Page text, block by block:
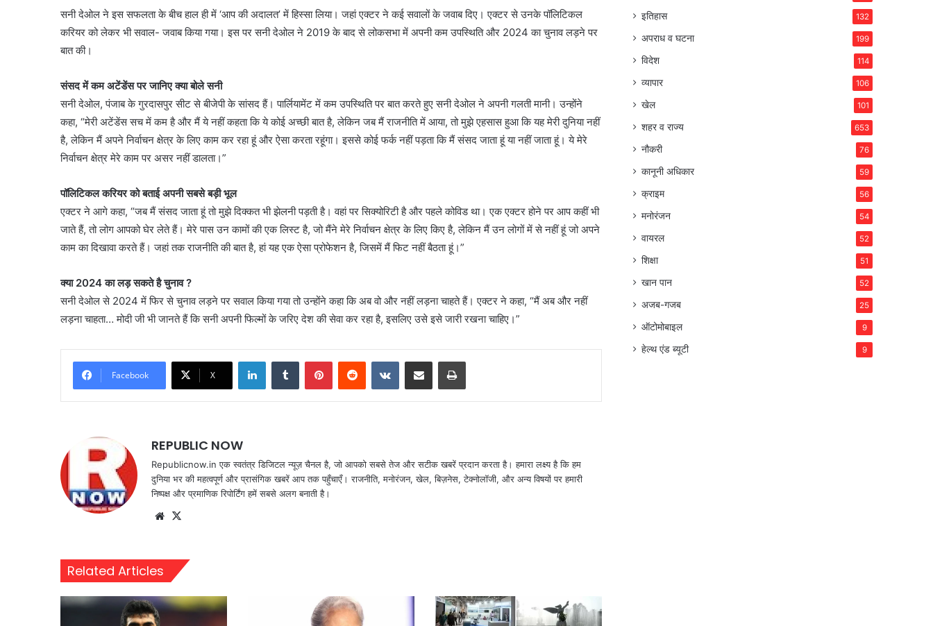
सनी देओल ने इस सफलता के बीच हाल ही में ‘आप की अदालत’ में हिस्सा लिया। जहां एक्टर ने कई सवालों के जवाब दिए। एक्टर से उनके पॉलिटिकल
करियर को लेकर भी सवाल- जवाब किया गया। इस पर सनी देओल ने 2019 के बाद से लोकसभा में अपनी कम उपस्थिति और 2024 का चुनाव लड़ने पर
बात की।
संसद में कम अटेंडेंस पर जानिए क्या बोले सनी
सनी देओल, पंजाब के गुरदासपुर सीट से बीजेपी के सांसद हैं। पार्लियामेंट में कम उपस्थिति पर बात करते हुए सनी देओल ने अपनी गलती मानी। उन्होंने
कहा, “मेरी अटेंडेंस सच में कम है और मैं ये नहीं कहता कि ये कोई अच्छी बात है, लेकिन जब मैं राजनीति में आया, तो मुझे एहसास हुआ कि यह मेरी दुनिया नहीं
है, लेकिन मैं अपने निर्वाचन क्षेत्र के लिए काम कर रहा हूं और ऐसा करता रहूंगा। इससे कोई फर्क नहीं पड़ता कि मैं संसद जाता हूं या नहीं जाता हूं। ये मेरे
निर्वाचन क्षेत्र मेरे काम पर असर नहीं डालता।”
पॉलिटिकल करियर को बताई अपनी सबसे बड़ी भूल
एक्टर ने आगे कहा, “जब मैं संसद जाता हूं तो मुझे दिक्कत भी झेलनी पड़ती है। वहां पर सिक्योरिटी है और पहले कोविड था। एक एक्टर होने पर आप कहीं भी
जाते हैं, तो लोग आपको घेर लेते हैं। मेरे पास उन कामों की एक लिस्ट है, जो मैंने मेरे निर्वाचन क्षेत्र के लिए किए है, लेकिन मैं उन लोगों में से नहीं हूं जो अपने
काम का दिखावा करते हैं। जहां तक राजनीति की बात है, हां यह एक ऐसा प्रोफेशन है, जिसमें मैं फिट नहीं बैठता हूं।”
क्या 2024 का लड़ सकते है चुनाव ?
सनी देओल से 2024 में फिर से चुनाव लड़ने पर सवाल किया गया तो उन्होंने कहा कि अब वो और नहीं लड़ना चाहते हैं। एक्टर ने कहा, “मैं अब और नहीं
लड़ना चाहता… मोदी जी भी जानते हैं कि सनी अपनी फिल्मों के जरिए देश की सेवा कर रहा है, इसलिए उसे इसे जारी रखना चाहिए।”
Facebook X
LinkedInTumblr PinterestReddit VKontakteShare via Email Print
REPUBLIC NOW
Republicnow.in एक स्वतंत्र डिजिटल न्यूज़ चैनल है, जो आपको सबसे तेज और सटीक खबरें प्रदान करता है। हमारा लक्ष्य है कि हम
दुनिया भर की महत्वपूर्ण और प्रासंगिक खबरें आप तक पहुँचाएँ। राजनीति, मनोरंजन, खेल, बिज़नेस, टेक्नोलॉजी, और अन्य विषयों पर हमारी
निष्पक्ष और प्रमाणिक रिपोर्टिंग हमें सबसे अलग बनाती है।
Website
Related Articles
इतिहास 132
अपराध व घटना 199
विदेश 114
व्यापार 106
खेल 101
शहर व राज्य 653
नौकरी 76
कानूनी अधिकार 59
क्राइम 56
मनोरंजन 54
वायरल 52
शिक्षा 51
खान पान 52
अजब-गजब 25
ऑटोमोबाइल 9
हेल्थ एंड ब्यूटी 9